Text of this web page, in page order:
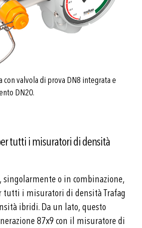
con valvola di prova DN8 integrata e
DN20.
tutti i misuratori di densità
singolarmente o in combinazione,
tutti i misuratori di densità Trafag
ibridi. Da un lato, questo
87x9 con il misuratore di